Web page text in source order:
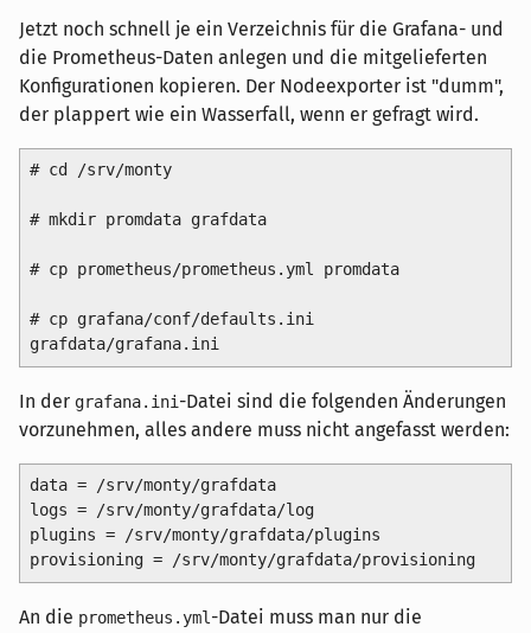
Jetzt noch schnell je ein Verzeichnis für die Grafana- und
die Prometheus-Daten anlegen und die mitgelieferten
Konfigurationen kopieren. Der Nodeexporter ist "dumm",
der plappert wie ein Wasserfall, wenn er gefragt wird.
# cd /srv/monty
# mkdir promdata grafdata
# cp prometheus/prometheus.yml promdata
# cp grafana/conf/defaults.ini
In der grafana.ini -Datei sind die folgenden Änderungen
vorzunehmen, alles andere muss nicht angefasst werden:
data = /srv/monty/grafdata
logs = /srv/monty/grafdata/log
plugins = /srv/monty/grafdata/plugins
provisioning = /srv/monty/grafdata/provisioning
An die prometheus.yml -Datei muss man nur die